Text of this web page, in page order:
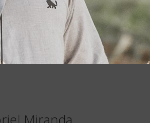
Miranda